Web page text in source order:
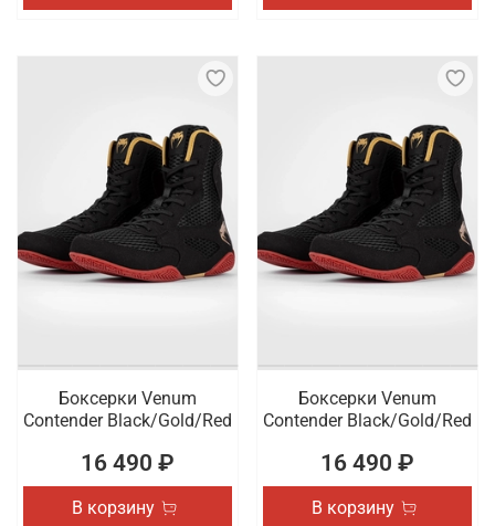
Боксерки Venum
Contender Black/Gold/Red
16 490 ₽
В корзину
Боксерки Venum
Contender Black/Gold/Red
16 490 ₽
В корзину